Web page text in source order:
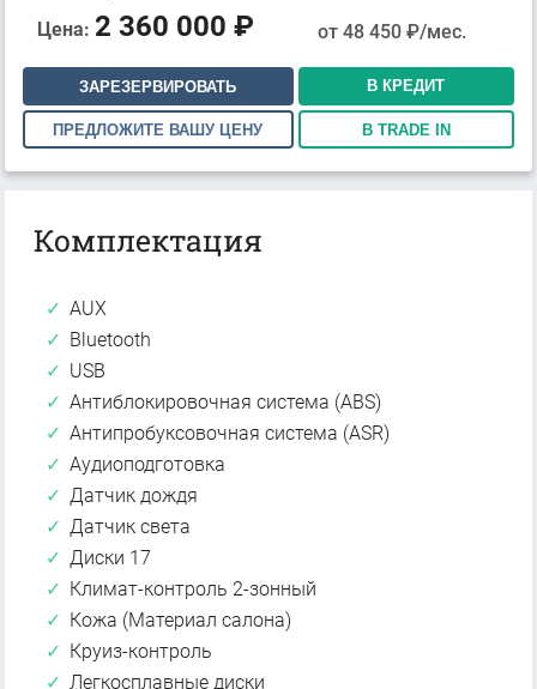
Цена: 2 360 000 ₽ от 48 450₽/мес.
ЗАРЕЗЕРВИРОВАТЬ В КРЕДИТ
ПРЕДЛОЖИТЕ ВАШУ ЦЕНУ В TRADE IN
Комплектация
AUX
Bluetooth
USB
Антиблокировочная система (ABS)
Антипробуксовочная система (ASR)
Аудиоподготовка
Датчик дождя
Датчик света
Диски 17
Климат-контроль 2-зонный
Кожа (Материал салона)
Круиз-контроль
Легкосплавные диски